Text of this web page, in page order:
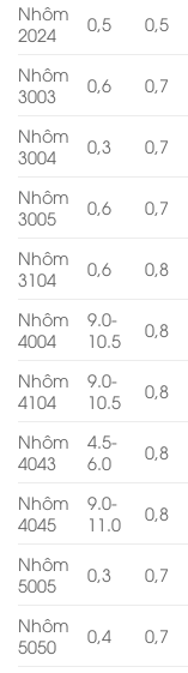
Nhôm
2024
0,5 0,5
Nhôm
3003
0,6 0,7
Nhôm
3004
0,3 0,7
Nhôm
3005
0,6 0,7
Nhôm
3104
0,6 0,8
Nhôm
4004
9.0-
10.5
0,8
Nhôm
4104
9.0-
10.5
0,8
Nhôm
4043
4.5-
6.0
0,8
Nhôm
4045
9.0-
11.0
0,8
Nhôm
5005
0,3 0,7
Nhôm
5050
0,4 0,7